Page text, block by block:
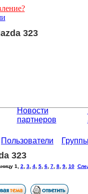
323
Новости
партнеров
Пользователи
323
1 2 3, 4, 5, 6, 7, 8, 9, 10